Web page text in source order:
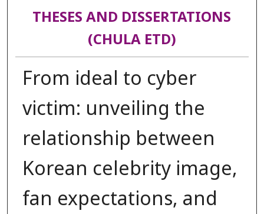
THESES AND DISSERTATIONS
(CHULA ETD)
From ideal to cyber
victim: unveiling the
relationship between
Korean celebrity image,
fan expectations, and